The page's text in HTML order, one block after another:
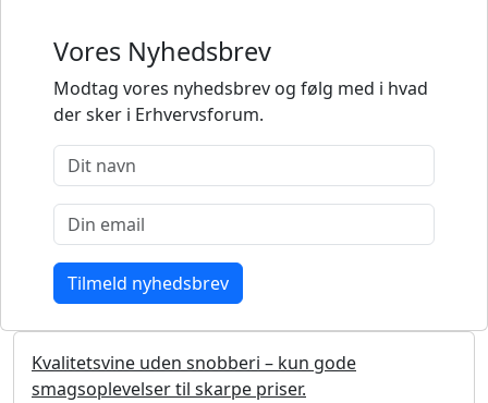
Vores Nyhedsbrev
Modtag vores nyhedsbrev og følg med i hvad
der sker i Erhvervsforum.
Kvalitetsvine uden snobberi – kun gode
smagsoplevelser til skarpe priser.